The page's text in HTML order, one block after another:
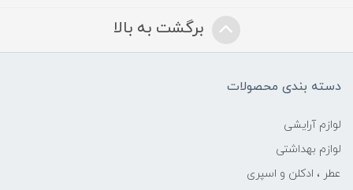
برگشت به بالا
دسته بندی محصولات
لوازم آرایشی
لوازم بهداشتی
عطر ، ادکلن و اسپری